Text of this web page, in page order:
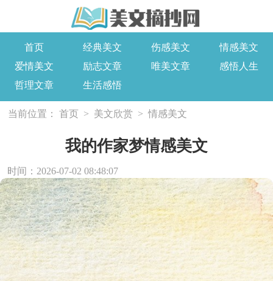
首页 经典美文 伤感美文
情感美文
爱情美文
励志文章 唯美文章
感悟人生
哲理文章
生活感悟
当前位置： 首页 > 美文欣赏 > 情感美文
我的作家梦情感美文
时间：2026-07-02 08:48:07